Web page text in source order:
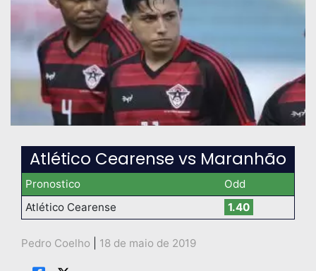
Atlético Cearense vs Maranhão
Pronostico
Odd
Atlético Cearense
1.40
Pedro Coelho 18 de maio de 2019